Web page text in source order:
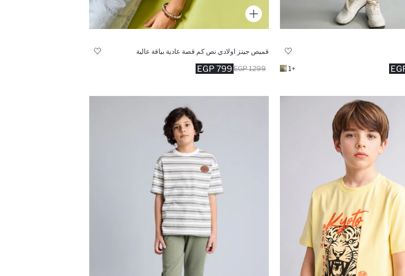
+1
قميص جينز اولادي نص كم قصة عادية بياقة عالية
799 EGP 1299 EGP